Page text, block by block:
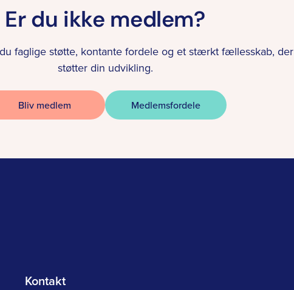
Er du ikke medlem?
faglige støtte, kontante fordele og et stærkt fællesskab, der
støtter din udvikling.
Bliv medlem Medlemsfordele
Kontakt